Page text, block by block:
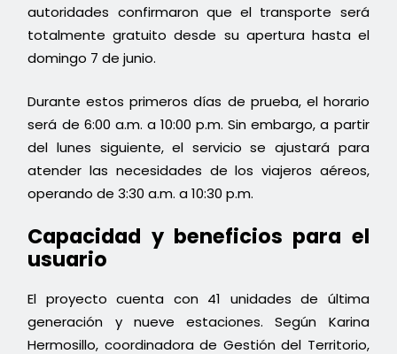
autoridades confirmaron que el transporte será
totalmente gratuito desde su apertura hasta el
domingo 7 de junio.
Durante estos primeros días de prueba, el horario
será de 6:00 a.m. a 10:00 p.m. Sin embargo, a partir
del lunes siguiente, el servicio se ajustará para
atender las necesidades de los viajeros aéreos,
operando de 3:30 a.m. a 10:30 p.m.
Capacidad y beneficios para el
usuario
El proyecto cuenta con 41 unidades de última
generación y nueve estaciones. Según Karina
Hermosillo, coordinadora de Gestión del Territorio,